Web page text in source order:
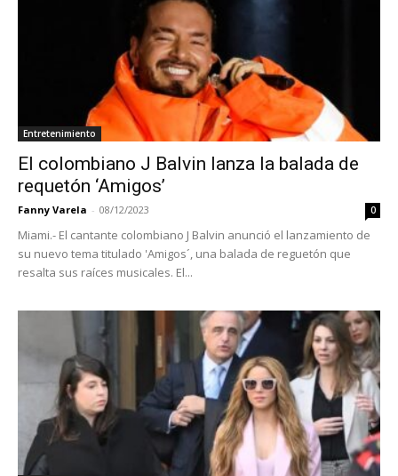
Entretenimiento
El colombiano J Balvin lanza la balada de
requetón ‘Amigos’
Fanny Varela - 08/12/2023 0
Miami.- El cantante colombiano J Balvin anunció el lanzamiento de
su nuevo tema titulado 'Amigos´, una balada de reguetón que
resalta sus raíces musicales. El...